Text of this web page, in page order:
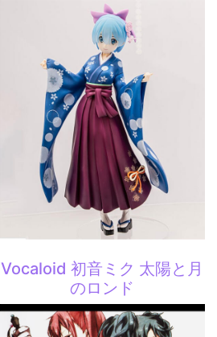
Vocaloid 初音ミク 太陽と月
のロンド